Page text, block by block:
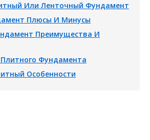
Или Ленточный Фундамент
Плюсы И Минусы
Преимущества И
Фундамента
Особенности